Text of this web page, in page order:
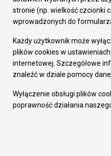
Środki krajowe
Oferty inwestycyjne
Pozostałe
Deklaracja dostępności
Dane osobowe
Dodaj opinię o witrynie
stronie (np. wielkość czcionki
wprowadzonych do
Każdy użytkownik może
plików cookies w
internetowej. Szczegółowe
znaleźć w dziale pomocy
Wyłączenie obsługi plików
poprawność działania